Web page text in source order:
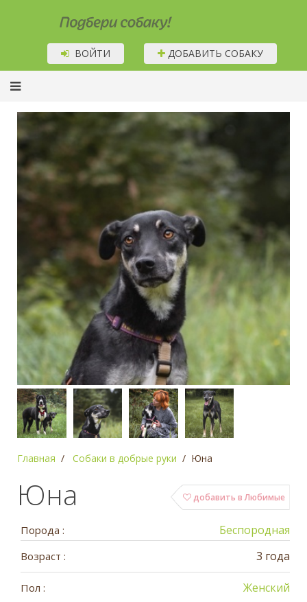
Подбери собаку!
ВОЙТИ ДОБАВИТЬ СОБАКУ
Главная Собаки в добрые руки Юна
добавить в Любимые
Юна
Порода : Беспородная
Возраст : 3 года
Пол : Женский